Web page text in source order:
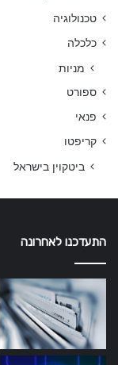
טכנולוגיה
כלכלה
מניות
ספורט
פנאי
קריפטו
ביטקוין בישראל
התעדכנו לאחרונה